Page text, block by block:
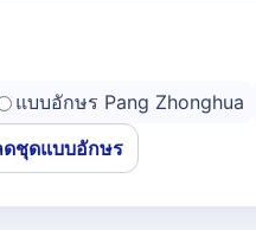
แบบอักษร Pang Zhonghua
ชุดแบบอักษร